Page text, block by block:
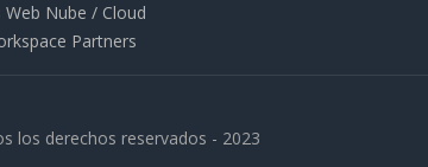
Web Nube / Cloud
Partners
los derechos reservados - 2023